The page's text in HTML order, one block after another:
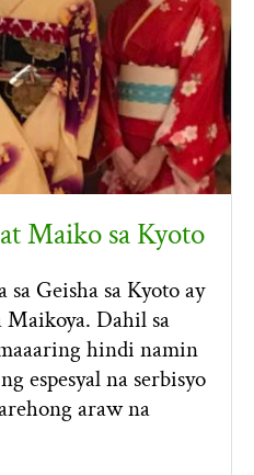
Maiko sa Kyoto
sa Geisha sa Kyoto ay
Maikoya. Dahil sa
hindi namin
espesyal na serbisyo
araw na